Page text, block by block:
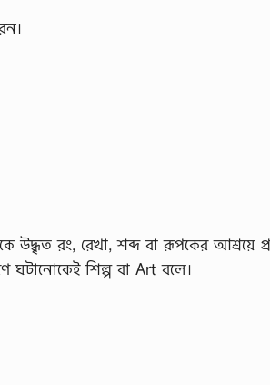
উদ্ধৃত রং, রেখা, শব্দ বা রূপকের আশ্রয়ে
ঘটানোকেই শিল্প বা Art বলে।